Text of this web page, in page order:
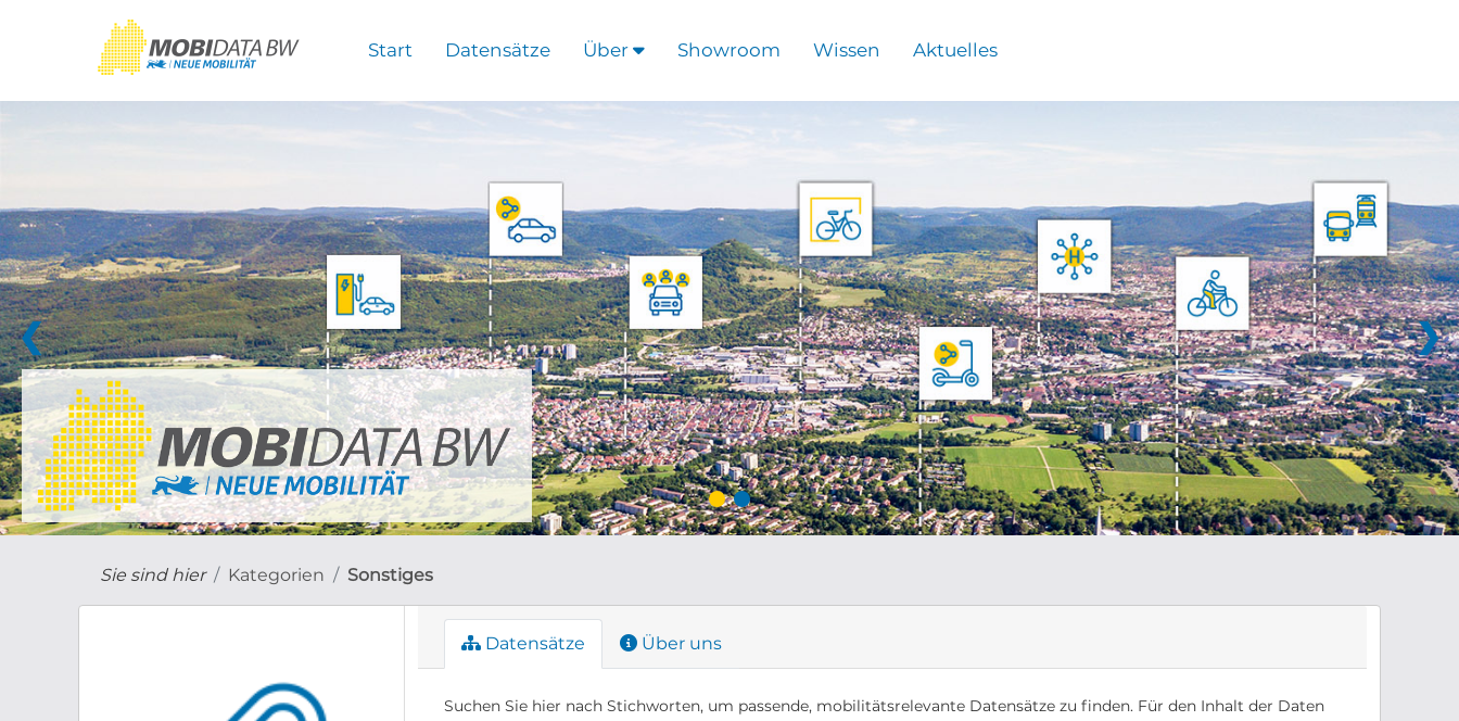
Start Datensätze Über Showroom Wissen Aktuelles
❮ ❯
Sie sind hier Kategorien Sonstiges
Datensätze Über uns
Suchen Sie hier nach Stichworten, um passende, mobilitätsrelevante Datensätze zu finden. Für den Inhalt der Daten